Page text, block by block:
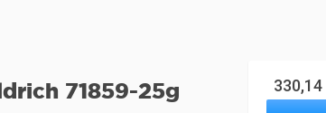
330,14
71859-25g